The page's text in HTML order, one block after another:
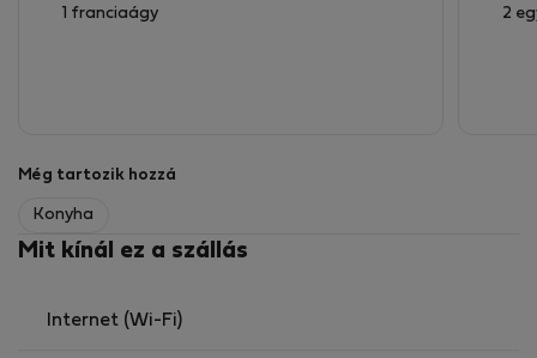
1 franciaágy 2
Még tartozik hozzá
Konyha
Mit kínál ez a szállás
Internet (Wi-Fi)